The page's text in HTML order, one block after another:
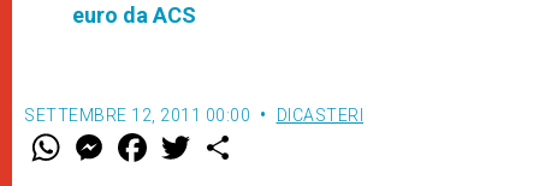
euro da ACS
SETTEMBRE 12, 2011 00:00 DICASTERI
W M
e
F
a w